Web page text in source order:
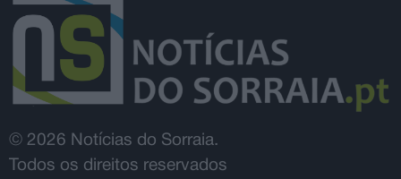
© 2026 Notícias do Sorraia.
Todos os direitos reservados